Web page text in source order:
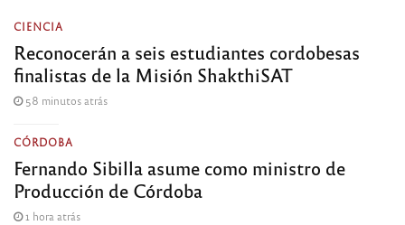
CIENCIA
Reconocerán a seis estudiantes cordobesas
finalistas de la Misión ShakthiSAT
58 minutos atrás
CÓRDOBA
Fernando Sibilla asume como ministro de
Producción de Córdoba
1 hora atrás